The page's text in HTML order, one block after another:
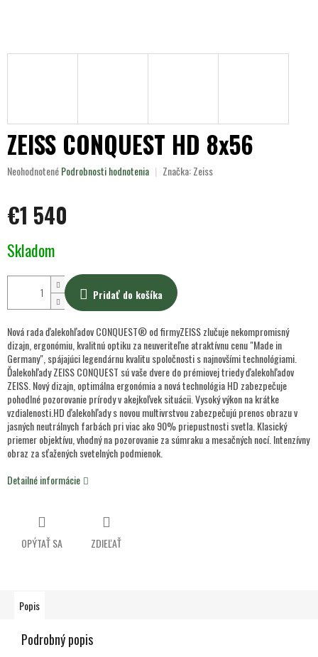
ZEISS CONQUEST HD 8x56
Priemerné
je
0,0
5
NeohodnotenéPodrobnosti hodnotenia Značka:Zeiss
€1 540
cena:
Skladom
Pridať do košíka
Nová rada ďalekohľadov CONQUEST® od firmyZEISS zlučuje nekompromisný
dizajn, ergonómiu, kvalitnú optiku za neuveriteľne atraktívnu cenu "Made in
Germany", spájajúci legendárnu kvalitu spoločnosti s najnovšími technológiami.
Ďalekohľady ZEISS CONQUEST sú vaše dvere do prémiovej triedy ďalekohľadov
ZEISS. Nový dizajn, optimálna ergonómia a nová technológia HD zabezpečuje
pohodlné pozorovanie prírody v akejkoľvek situácii. Vysoký výkon na krátke
vzdialenosti.HD ďalekohľady s novou multivrstvou zabezpečujú prenos obrazu v
jasných neutrálnych farbách pri viac ako 90% priepustnosti svetla. Klasický
priemer objektívu, vhodný na pozorovanie za súmraku a mesačných nocí. Intenzívny
obraz za sťažených svetelných podmienok.
Detailné informácie
OPÝTAŤ SA ZDIEĽAŤ
Popis
Podrobný popis